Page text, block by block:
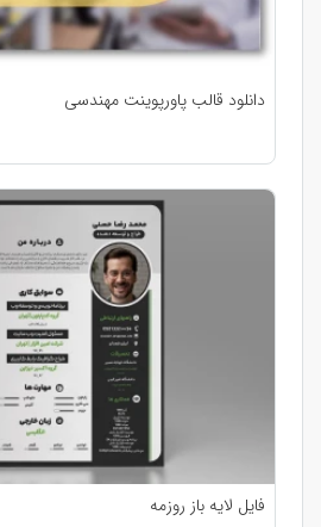
دانلود قالب پاورپوینت مهندسی
فایل لایه باز روزمه